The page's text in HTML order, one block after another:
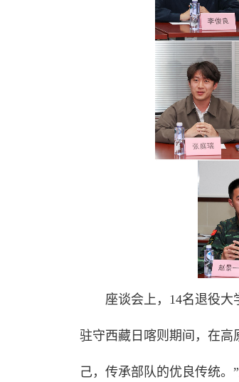
座谈会上，14名退役
驻守西藏日喀则期间，在高
己，传承部队的优良传统